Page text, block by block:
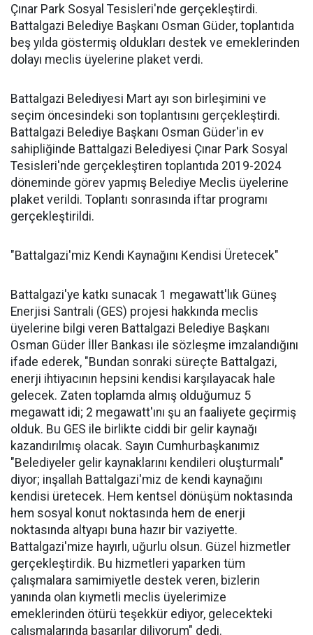
Çınar Park Sosyal Tesisleri'nde gerçekleştirdi.
Battalgazi Belediye Başkanı Osman Güder, toplantıda
beş yılda göstermiş oldukları destek ve emeklerinden
dolayı meclis üyelerine plaket verdi.
Battalgazi Belediyesi Mart ayı son birleşimini ve
seçim öncesindeki son toplantısını gerçekleştirdi.
Battalgazi Belediye Başkanı Osman Güder'in ev
sahipliğinde Battalgazi Belediyesi Çınar Park Sosyal
Tesisleri'nde gerçekleştiren toplantıda 2019-2024
döneminde görev yapmış Belediye Meclis üyelerine
plaket verildi. Toplantı sonrasında iftar programı
gerçekleştirildi.
"Battalgazi'miz Kendi Kaynağını Kendisi Üretecek"
Battalgazi'ye katkı sunacak 1 megawatt'lık Güneş
Enerjisi Santrali (GES) projesi hakkında meclis
üyelerine bilgi veren Battalgazi Belediye Başkanı
Osman Güder İller Bankası ile sözleşme imzalandığını
ifade ederek, "Bundan sonraki süreçte Battalgazi,
enerji ihtiyacının hepsini kendisi karşılayacak hale
gelecek. Zaten toplamda almış olduğumuz 5
megawatt idi; 2 megawatt'ını şu an faaliyete geçirmiş
olduk. Bu GES ile birlikte ciddi bir gelir kaynağı
kazandırılmış olacak. Sayın Cumhurbaşkanımız
"Belediyeler gelir kaynaklarını kendileri oluşturmalı"
diyor; inşallah Battalgazi'miz de kendi kaynağını
kendisi üretecek. Hem kentsel dönüşüm noktasında
hem sosyal konut noktasında hem de enerji
noktasında altyapı buna hazır bir vaziyette.
Battalgazi'mize hayırlı, uğurlu olsun. Güzel hizmetler
gerçekleştirdik. Bu hizmetleri yaparken tüm
çalışmalara samimiyetle destek veren, bizlerin
yanında olan kıymetli meclis üyelerimize
emeklerinden ötürü teşekkür ediyor, gelecekteki
çalışmalarında başarılar diliyorum" dedi.